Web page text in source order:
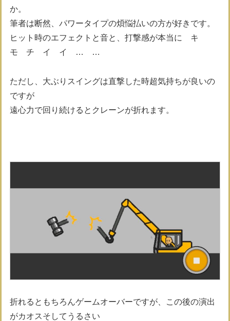
か。
筆者は断然、パワータイプの煩悩払いの方が好きです。
ヒット時のエフェクトと音と、打撃感が本当に キ
モ チ イ イ … …
ただし、大ぶりスイングは直撃した時超気持ちが良いの
ですが
遠心力で回り続けるとクレーンが折れます。
折れるともちろんゲームオーバーですが、この後の演出
がカオスそしてうるさい